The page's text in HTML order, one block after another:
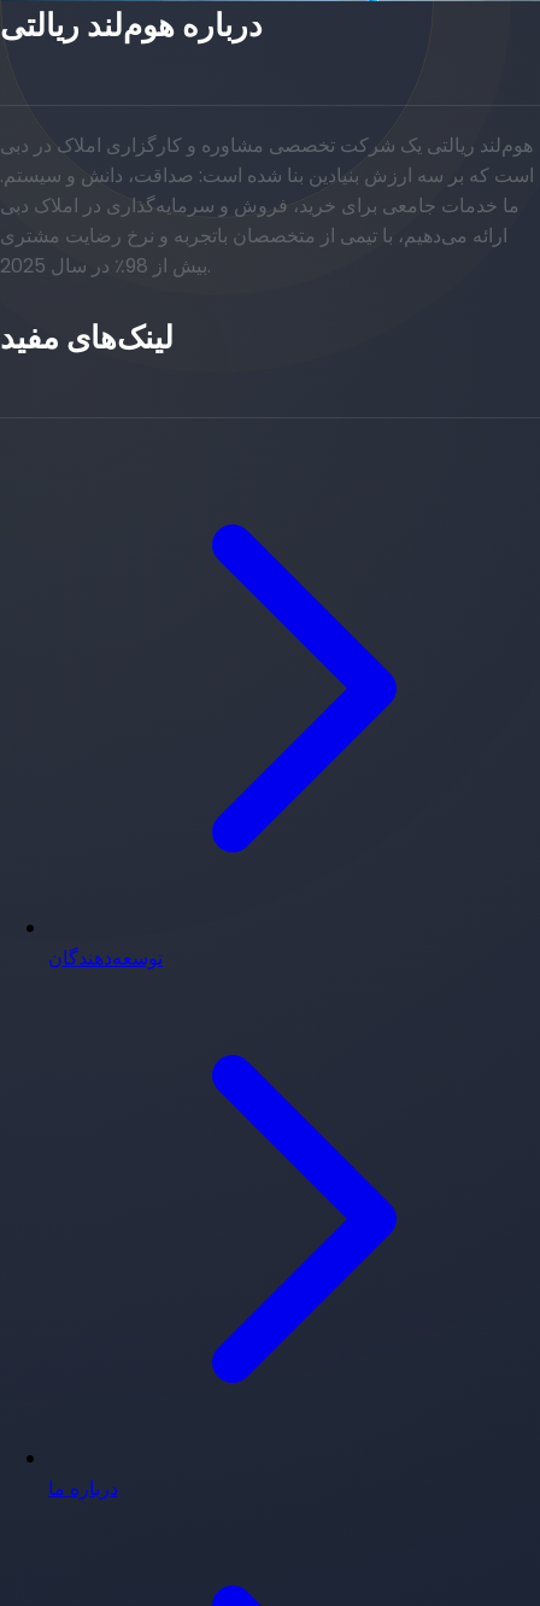
درباره هوم‌لند ریالتی
هوم‌لند ریالتی یک شرکت تخصصی مشاوره و کارگزاری املاک در دبی
است که بر سه ارزش بنیادین بنا شده است: صداقت، دانش و سیستم.
ما خدمات جامعی برای خرید، فروش و سرمایه‌گذاری در املاک دبی
ارائه می‌دهیم، با تیمی از متخصصان باتجربه و نرخ رضایت مشتری
بیش از 98٪ در سال 2025.
لینک‌های مفید
توسعه‌دهندگان
درباره ما